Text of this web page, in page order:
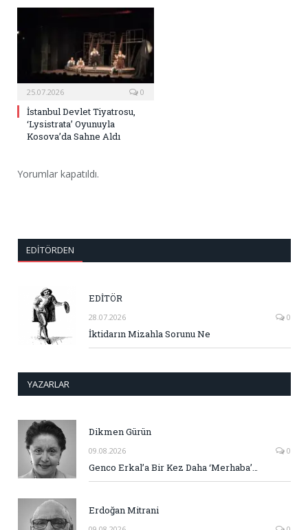
25.07.2026 0
İstanbul Devlet Tiyatrosu,
‘Lysistrata’ Oyunuyla
Kosova’da Sahne Aldı
Yorumlar kapatıldı.
EDITÖRDEN
EDİTÖR
28.07.2026 0
İktidarın Mizahla Sorunu Ne
YAZARLAR
Dikmen Gürün
09.08.2026 0
Genco Erkal’a Bir Kez Daha ‘Merhaba’…
Erdoğan Mitrani